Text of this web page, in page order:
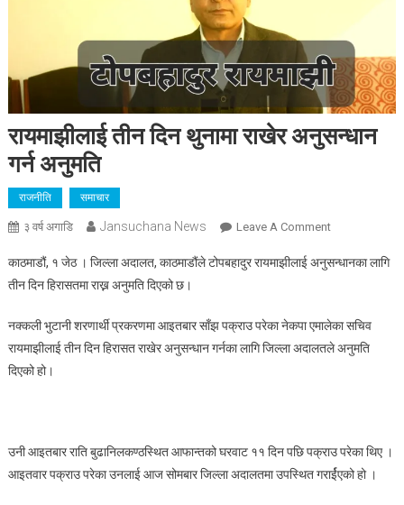
रायमाझीलाई तीन दिन थुनामा राखेर अनुसन्धान
गर्न अनुमति
राजनीति समाचार
३ वर्ष अगाडि Jansuchana News Leave A CommentOn
तीन
राखेर
अनुसन्धान
काठमाडौं, १ जेठ । जिल्ला अदालत, काठमाडौंले टोपबहादुर रायमाझीलाई अनुसन्धानका लागि
तीन दिन हिरासतमा राख्न अनुमति दिएको छ।
नक्कली भुटानी शरणार्थी प्रकरणमा आइतबार साँझ पक्राउ परेका नेकपा एमालेका सचिव
रायमाझीलाई तीन दिन हिरासत राखेर अनुसन्धान गर्नका लागि जिल्ला अदालतले अनुमति
दिएको हो।
उनी आइतबार राति बुढानिलकण्ठस्थित आफान्तको घरवाट ११ दिन पछि पक्राउ परेका थिए ।
आइतवार पक्राउ परेका उनलाई आज सोमबार जिल्ला अदालतमा उपस्थित गरार्ईएको हो ।